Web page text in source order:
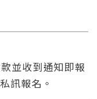
並收到通知即報
私訊報名。